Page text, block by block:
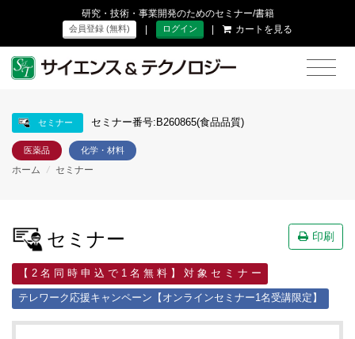
研究・技術・事業開発のためのセミナー/書籍
会員登録 (無料) | ログイン | カートを見る
セミナー セミナー番号:B260865(食品品質)
医薬品 化学・材料
ホーム / セミナー
セミナー 印刷
【 2 名 同 時 申 込 で 1 名 無 料 】 対 象 セ ミ ナ ー
テレワーク応援キャンペーン【オンラインセミナー1名受講限定】